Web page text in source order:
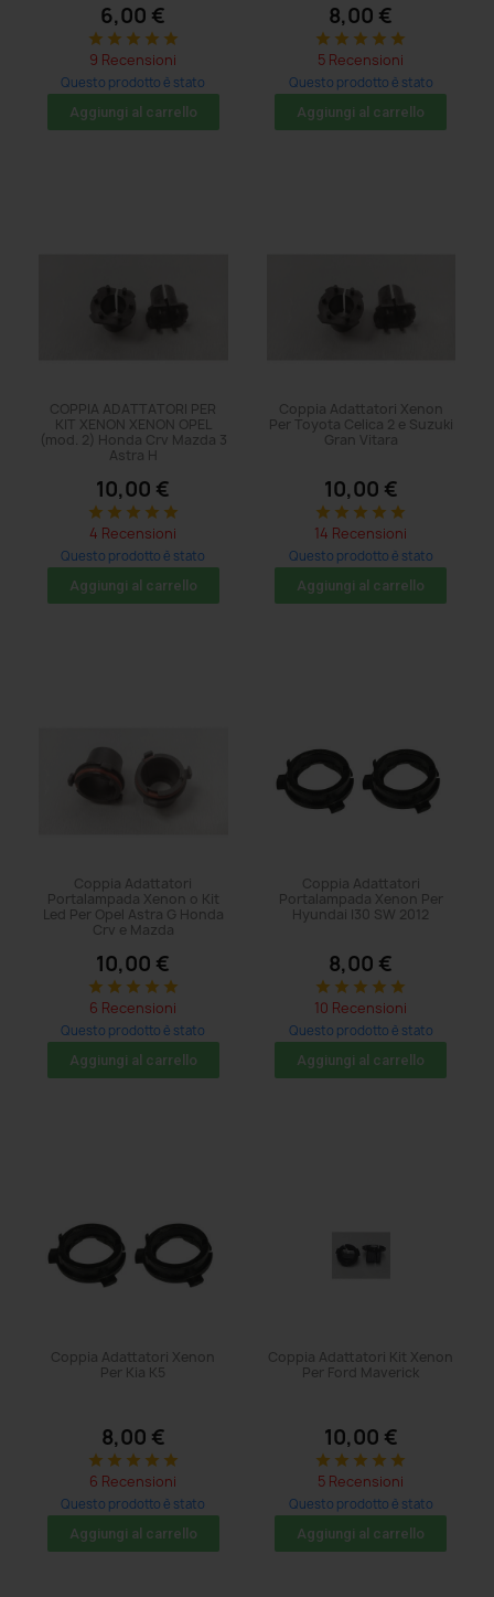
6,00 €
star star star star star
9 Recensioni
Questo prodotto è stato
acquistato: 11 volte
Aggiungi al carrello
8,00 €
star star star star star
5 Recensioni
Questo prodotto è stato
acquistato: 5 volte
Aggiungi al carrello
COPPIA ADATTATORI PER
KIT XENON XENON OPEL
(mod. 2) Honda Crv Mazda 3
Astra H
10,00 €
star star star star star
4 Recensioni
Questo prodotto è stato
acquistato: 5 volte
Aggiungi al carrello
Coppia Adattatori Xenon
Per Toyota Celica 2 e Suzuki
Gran Vitara
10,00 €
star star star star star
14 Recensioni
Questo prodotto è stato
acquistato: 8 volte
Aggiungi al carrello
Coppia Adattatori
Portalampada Xenon o Kit
Led Per Opel Astra G Honda
Crv e Mazda
10,00 €
star star star star star
6 Recensioni
Questo prodotto è stato
acquistato: 14 volte
Aggiungi al carrello
Coppia Adattatori
Portalampada Xenon Per
Hyundai I30 SW 2012
8,00 €
star star star star star
10 Recensioni
Questo prodotto è stato
acquistato: 8 volte
Aggiungi al carrello
Coppia Adattatori Xenon
Per Kia K5
8,00 €
star star star star star
6 Recensioni
Questo prodotto è stato
acquistato: 11 volte
Aggiungi al carrello
Coppia Adattatori Kit Xenon
Per Ford Maverick
10,00 €
star star star star star
5 Recensioni
Questo prodotto è stato
acquistato: 5 volte
Aggiungi al carrello